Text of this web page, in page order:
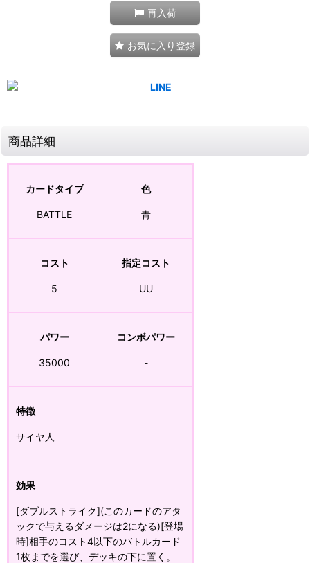
再入荷
お気に入り登録
商品詳細
カードタイプ
BATTLE
色
青
コスト
5
指定コスト
UU
パワー
35000
コンボパワー
-
特徴
サイヤ人
効果
[ダブルストライク](このカードのアタ
ックで与えるダメージは2になる)[登場
時]相手のコスト4以下のバトルカード
1枚までを選び、デッキの下に置く。